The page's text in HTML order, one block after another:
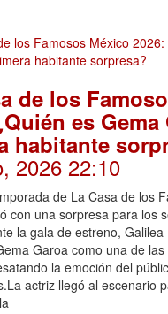
de los
es Gema
habitante
2026 22:10
de La Casa de los
con una sorpresa para los
la gala de estreno,
Garoa como una de
la emoción del
actriz llegó al escenario